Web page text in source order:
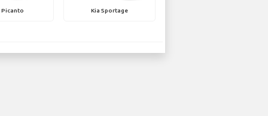
Picanto Kia Sportage